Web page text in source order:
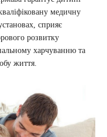
медичну
сприяє
розвитку
харчуванню та
життя.